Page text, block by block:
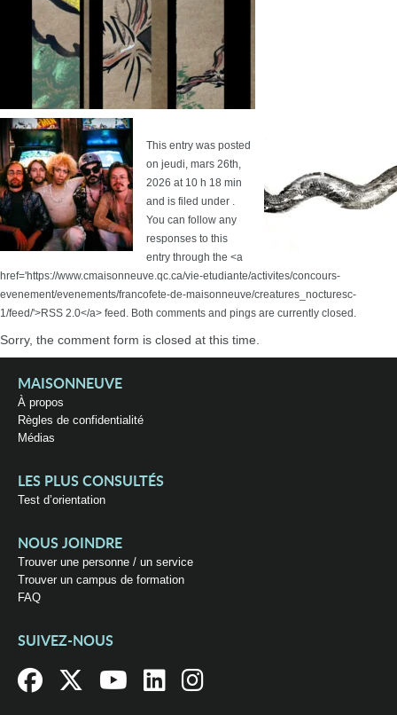
This entry was posted
on jeudi, mars 26th,
2026 at 10 h 18 min
and is filed under .
You can follow any
responses to this
entry through the <a
href='https://www.cmaisonneuve.qc.ca/vie-etudiante/activites/concours-
evenement/evenements/francofete-de-maisonneuve/creatures_nocturesc-
1/feed/'>RSS 2.0</a> feed. Both comments and pings are currently closed.
Sorry, the comment form is closed at this time.
MAISONNEUVE
À propos
Règles de confidentialité
Médias
LES PLUS CONSULTÉS
Test d’orientation
NOUS JOINDRE
Trouver une personne / un service
Trouver un campus de formation
FAQ
SUIVEZ-NOUS